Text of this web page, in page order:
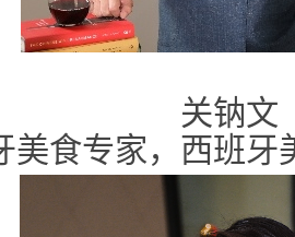
关钠文
美食专家，西班牙